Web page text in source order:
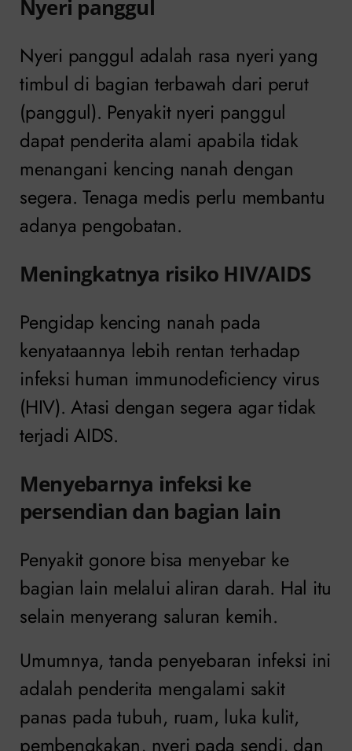
Nyeri panggul
Nyeri panggul adalah rasa nyeri yang
timbul di bagian terbawah dari perut
(panggul). Penyakit nyeri panggul
dapat penderita alami apabila tidak
menangani kencing nanah dengan
segera. Tenaga medis perlu membantu
adanya pengobatan.
Meningkatnya risiko HIV/AIDS
Pengidap kencing nanah pada
kenyataannya lebih rentan terhadap
infeksi human immunodeficiency virus
(HIV). Atasi dengan segera agar tidak
terjadi AIDS.
Menyebarnya infeksi ke
persendian dan bagian lain
Penyakit gonore bisa menyebar ke
bagian lain melalui aliran darah. Hal itu
selain menyerang saluran kemih.
Umumnya, tanda penyebaran infeksi ini
adalah penderita mengalami sakit
panas pada tubuh, ruam, luka kulit,
pembengkakan, nyeri pada sendi, dan